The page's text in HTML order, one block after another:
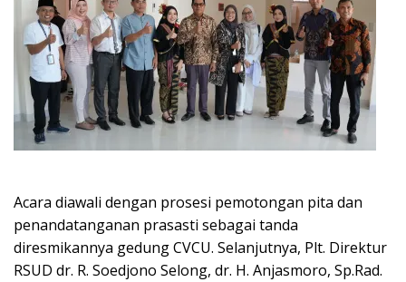
Acara diawali dengan prosesi pemotongan pita dan
penandatanganan prasasti sebagai tanda
diresmikannya gedung CVCU. Selanjutnya, Plt. Direktur
RSUD dr. R. Soedjono Selong, dr. H. Anjasmoro, Sp.Rad.